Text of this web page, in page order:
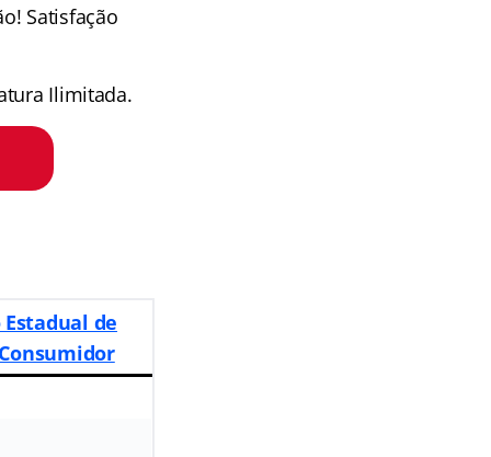
Satisfação
Ilimitada.
Estadual de